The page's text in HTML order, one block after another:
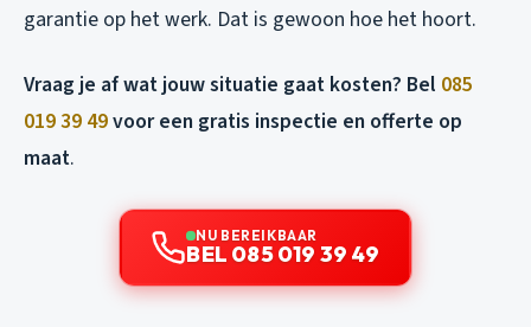
garantie op het werk. Dat is gewoon hoe het hoort.
Vraag je af wat jouw situatie gaat kosten? Bel 085
019 39 49voor een gratis inspectie en offerte op
maat.
NU BEREIKBAAR
BEL 085 019 39 49